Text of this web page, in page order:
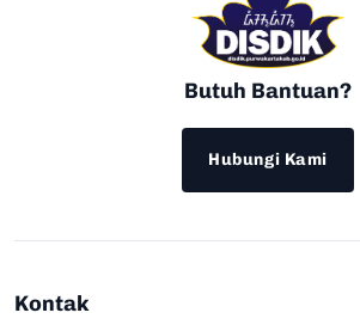
Butuh Bantuan?
Hubungi Kami
Kontak